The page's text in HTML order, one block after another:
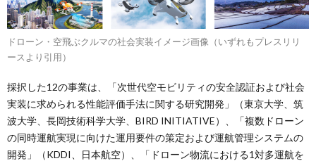
ドローン・空飛ぶクルマの社会実装イメージ画像（いずれもプレスリリ
ースより引用）
採択した12の事業は、「次世代空モビリティの安全認証および社会
実装に求められる性能評価手法に関する研究開発」（東京大学、筑
波大学、長岡技術科学大学、BIRD INITIATIVE）、「複数ドローン
の同時運航実現に向けた運用要件の策定および運航管理システムの
開発」（KDDI、日本航空）、「ドローン物流における1対多運航を